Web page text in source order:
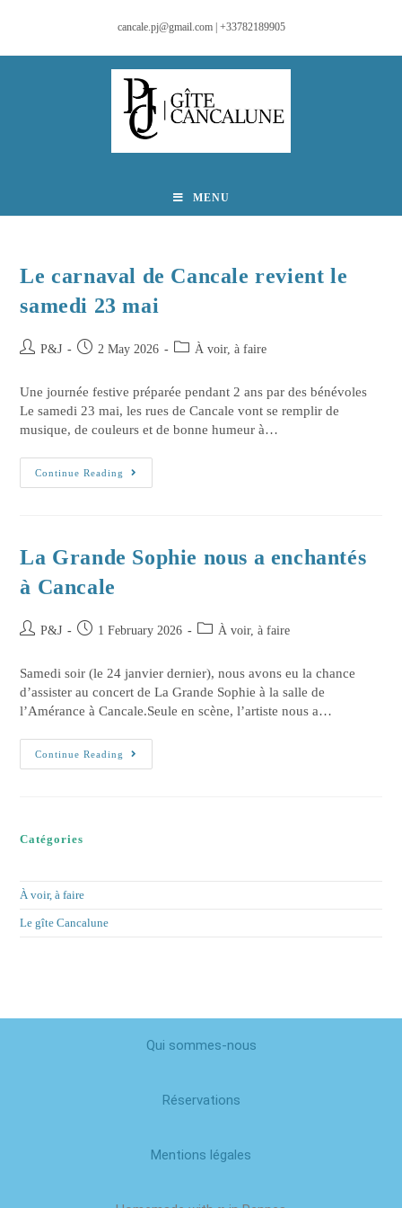
cancale.pj@gmail.com | +33782189905
MENU
Le carnaval de Cancale revient le
samedi 23 mai
P&J 2 May 2026 À voir, à faire
Une journée festive préparée pendant 2 ans par des bénévoles
Le samedi 23 mai, les rues de Cancale vont se remplir de
musique, de couleurs et de bonne humeur à…
Continue Reading
La Grande Sophie nous a enchantés
à Cancale
P&J 1 February 2026 À voir, à faire
Samedi soir (le 24 janvier dernier), nous avons eu la chance
d’assister au concert de La Grande Sophie à la salle de
l’Amérance à Cancale.Seule en scène, l’artiste nous a…
Continue Reading
Catégories
À voir, à faire
Le gîte Cancalune
Qui sommes-nous
Réservations
Mentions légales